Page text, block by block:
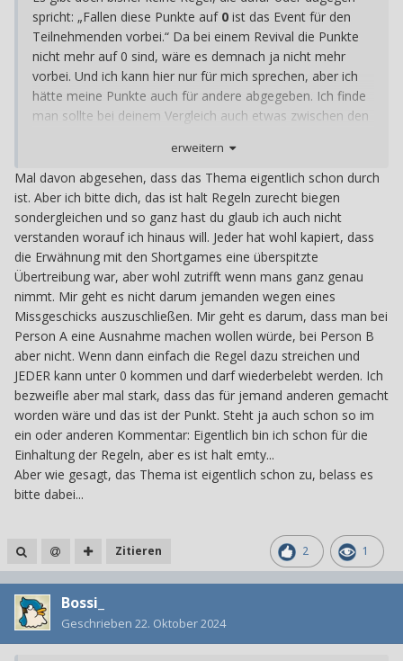
spricht: „Fallen diese Punkte auf 0 ist das Event für den
Teilnehmenden vorbei.“ Da bei einem Revival die Punkte
nicht mehr auf 0 sind, wäre es demnach ja nicht mehr
vorbei. Und ich kann hier nur für mich sprechen, aber ich
hätte meine Punkte auch für andere abgegeben. Ich finde
man sollte bei deinem Vergleich auch etwas zwischen den
es eigentlich geht. Ein Revival würde wirklich niemandem
wehtun, außer halt den Leuten, die ihre Punkte freiwillig
abgeben. Auf der anderen Seite ist das 3-monatige Event
jetzt für jemanden wegen eines Missgeschicks vorbei,
sodass er jetzt die restlichen 2,5 Monate zuschauen (und
zur Schmach auch noch kontrollieren) kann.
Bei den Shovelwares kann man ziemlich leicht das
Punktesystem crashen, falls sich einer hinsetzt und 3
Monate lang da Spiele durchklickt. Das würde das Event
demnach für alle anderen, die „normale“ Spiele spielen,
schon ziemlich sinnlos machen. Und im Endeffekt geht es
aus meiner Sicht einfach darum, dass hier alle in den 3
Monaten den größtmöglichen Spaß haben, dafür sollten
die Regeln dann auch da sein
erweitern
Mal davon abgesehen, dass das Thema eigentlich schon durch
ist. Aber ich bitte dich, das ist halt Regeln zurecht biegen
sondergleichen und so ganz hast du glaub ich auch nicht
verstanden worauf ich hinaus will. Jeder hat wohl kapiert, dass
die Erwähnung mit den Shortgames eine überspitzte
Übertreibung war, aber wohl zutrifft wenn mans ganz genau
nimmt. Mir geht es nicht darum jemanden wegen eines
Missgeschicks auszuschließen. Mir geht es darum, dass man bei
Person A eine Ausnahme machen wollen würde, bei Person B
aber nicht. Wenn dann einfach die Regel dazu streichen und
JEDER kann unter 0 kommen und darf wiederbelebt werden. Ich
bezweifle aber mal stark, dass das für jemand anderen gemacht
worden wäre und das ist der Punkt. Steht ja auch schon so im
ein oder anderen Kommentar: Eigentlich bin ich schon für die
Einhaltung der Regeln, aber es ist halt emty...
Aber wie gesagt, das Thema ist eigentlich schon zu, belass es
bitte dabei...
2 1
Zitieren
Bossi_
Geschrieben 22. Oktober 2024